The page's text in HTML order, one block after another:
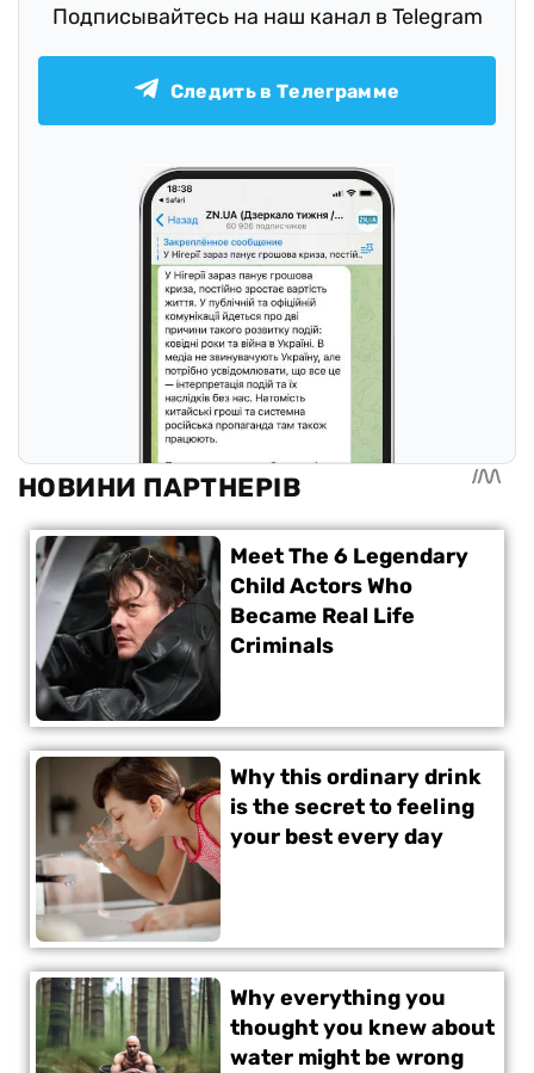
Подписывайтесь на наш канал в Telegram
Следить в Телеграмме